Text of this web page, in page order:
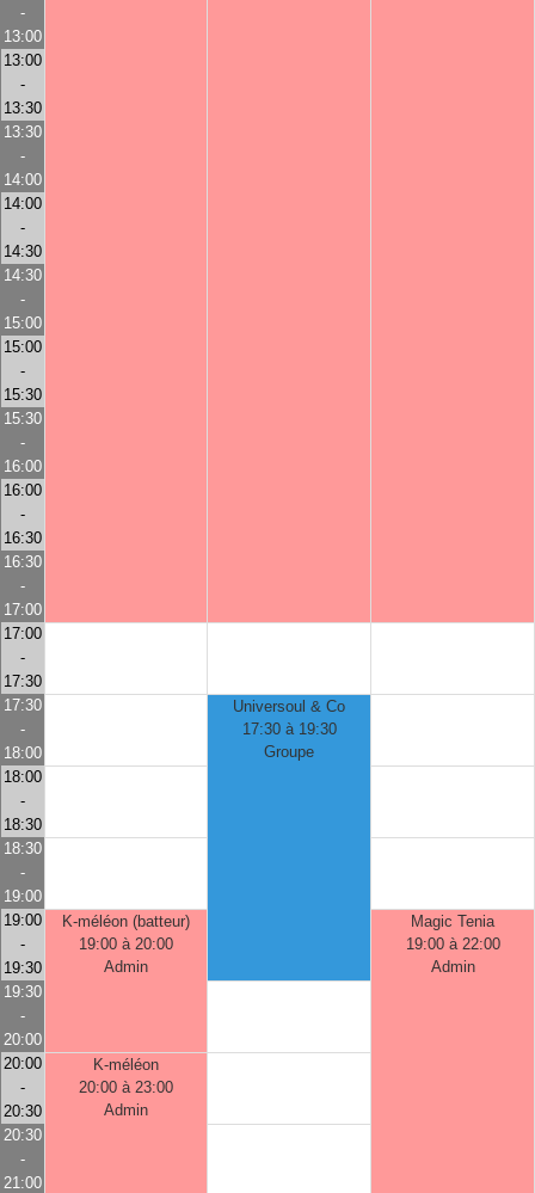
-
13:00
13:00
-
13:30
13:30
-
14:00
14:00
-
14:30
14:30
-
15:00
15:00
-
15:30
15:30
-
16:00
16:00
-
16:30
16:30
-
17:00
17:00
-
17:30
17:30
-
18:00
Universoul & Co
17:30 à 19:30
Groupe
18:00
-
18:30
18:30
-
19:00
19:00
-
19:30
K-méléon (batteur)
19:00 à 20:00
Admin
Magic Tenia
19:00 à 22:00
Admin
19:30
-
20:00
20:00
-
20:30
K-méléon
20:00 à 23:00
Admin
20:30
-
21:00